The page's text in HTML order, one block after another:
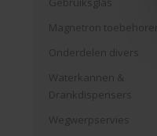
Magnetron toebehoren
Onderdelen divers
Waterkannen &
Drankdispensers
Wegwerpservies